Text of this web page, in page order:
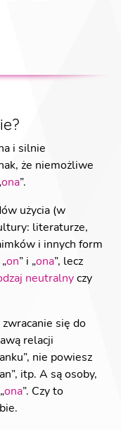
i silnie
że niemożliwe
ona”.
użycia (w
literaturze,
i innych form
on” i „ona”, lecz
neutralny czy
się do
relacji
nie powiesz
itp. A są osoby,
ona”. Czy to